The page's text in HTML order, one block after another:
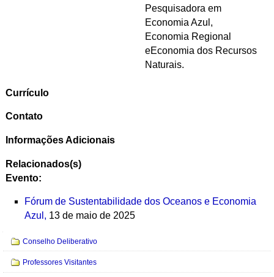
Pesquisadora em
Economia Azul,
Economia Regional
eEconomia dos Recursos
Naturais.
Currículo
Contato
Informações Adicionais
Relacionados(s)
Evento:
Fórum de Sustentabilidade dos Oceanos e Economia
Azul, 13 de maio de 2025
Navegação
Conselho Deliberativo
Professores Visitantes